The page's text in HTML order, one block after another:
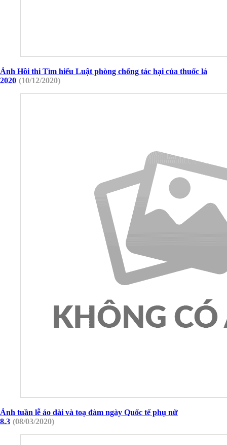
Ảnh Hôi thi Tìm hiểu Luật phòng chống tác hại của thuốc lá
2020 (10/12/2020)
Ảnh tuần lễ áo dài và toạ đàm ngày Quốc tế phụ nữ
8.3 (08/03/2020)